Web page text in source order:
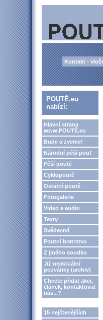
Kontakt -
POUTĚ.eu
nabízí:
Hlavní strana
www.POUTĚ.eu
Bude a zveme!
Národní pěší pouť
Pěší poutě
Cyklopoutě
Ostatní poutě
Fotogalerie
Video a audio
Texty
Svědectví
Poutní bratrstvo
Z jiného soudku
Již neaktuální
pozvánky (archiv)
Chcete přidat akci,
článek, kontaktovat
nás...?
15 nejčtenějších